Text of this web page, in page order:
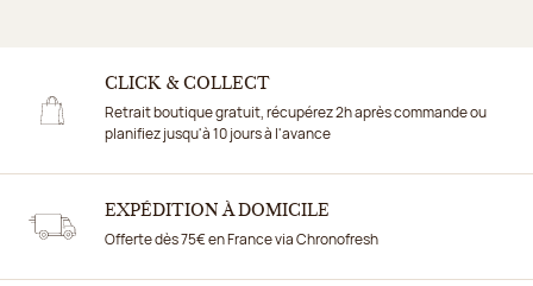
CLICK & COLLECT
Retrait boutique gratuit, récupérez 2h après commande ou
planifiez jusqu'à 10 jours à l'avance
EXPÉDITION À DOMICILE
Offerte dès 75€ en France via Chronofresh